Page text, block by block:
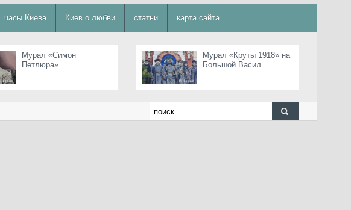
часы Киева Киев о любви статьи карта сайта
Мурал «Симон
Петлюра»...
Мурал «Круты 1918» на
Большой Васил...